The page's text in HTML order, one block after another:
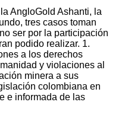
AngloGold Ashanti, la
tres casos toman
ser por la participación
podido realizar. 1.
a los derechos
y violaciones al
minera a sus
colombiana en
e informada de las